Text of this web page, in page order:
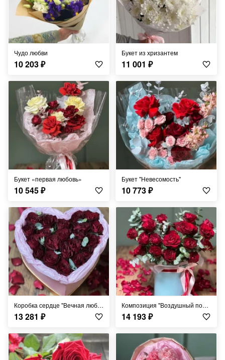
Чудо любви
10 203₽
Букет из хризантем
11 001 ₽
Букет «первая любовь»
10 545₽
Букет "Невесомость"
10 773₽
Коробка сердце "Вечная любовь"
13 281 ₽
Композиция "Воздушный поцелуй"
14 193₽